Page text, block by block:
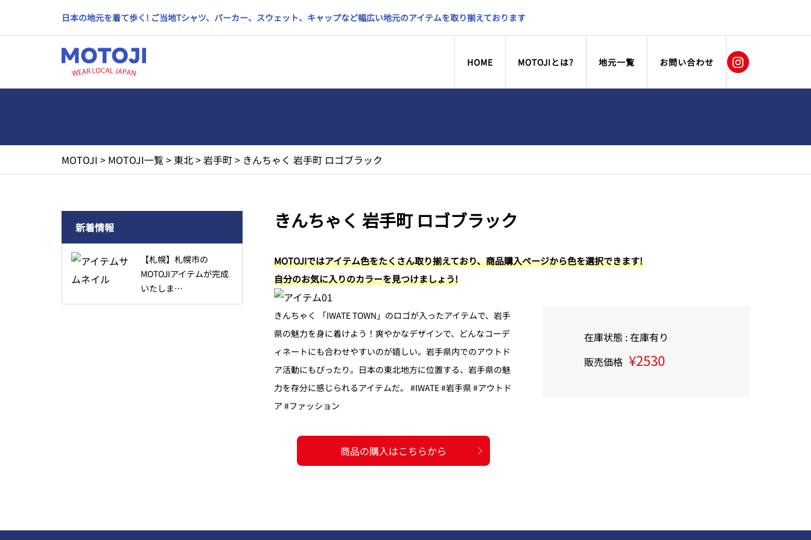
日本の地元を着て歩く! ご当地Tシャツ、パーカー、スウェット、キャップなど幅広い地元のアイテムを取り揃えております
HOME MOTOJIとは? 地元一覧 お問い合わせ
MOTOJI > MOTOJI一覧> 東北>岩手町> きんちゃく 岩手町 ロゴブラック
新着情報
【札幌】札幌市の
MOTOJIアイテムが完成
いたしま…
きんちゃく 岩手町 ロゴブラック
MOTOJIではアイテム色をたくさん取り揃えており、商品購入ページから色を選択できます!
自分のお気に入りのカラーを見つけましょう!
きんちゃく 「IWATE TOWN」のロゴが入ったアイテムで、岩手
県の魅力を身に着けよう！爽やかなデザインで、どんなコーデ
ィネートにも合わせやすいのが嬉しい。岩手県内でのアウトド
ア活動にもぴったり。日本の東北地方に位置する、岩手県の魅
力を存分に感じられるアイテムだ。 #IWATE #岩手県 #アウトド
ア #ファッション
商品の購入はこちらから
在庫状態 : 在庫有り
販売価格 ¥2530